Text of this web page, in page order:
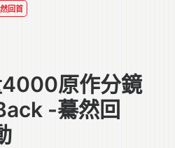
回首
原作分鏡
-驀然回